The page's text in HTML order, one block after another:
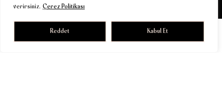
verirsiniz. Çerez Politikası
Reddet Kabul Et
Driven by gurukafa.net
Riba Exclusive Gayrimenkul A.Ş